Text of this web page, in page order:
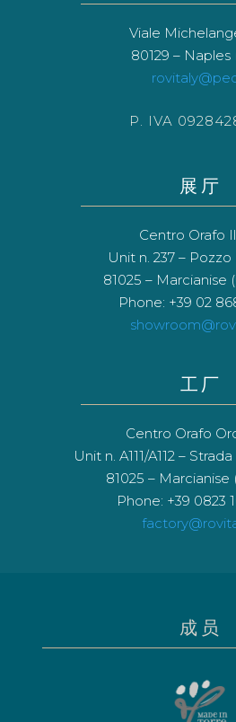
Viale
80129 – Naples
P. IVA
展厅
Centro Orafo
Unit n. 237 – Pozzo
81025 – Marcianise
Phone: +39 02
工厂
Centro Orafo
Unit n. A111/A112 –
81025 – Marcianise
Phone: +39 0823
成员